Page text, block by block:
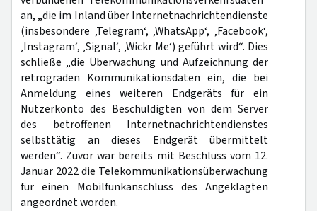
an, „die im Inland über Internetnachrichtendienste
(insbesondere ‚Telegram‘, ‚WhatsApp‘, ‚Facebook‘,
‚Instagram‘, ‚Signal‘, ‚Wickr Me‘) geführt wird“. Dies
schließe „die Überwachung und Aufzeichnung der
retrograden Kommunikationsdaten ein, die bei
Anmeldung eines weiteren Endgeräts für ein
Nutzerkonto des Beschuldigten von dem Server
des betroffenen Internetnachrichtendienstes
selbsttätig an dieses Endgerät übermittelt
werden“. Zuvor war bereits mit Beschluss vom 12.
Januar 2022 die Telekommunikationsüberwachung
für einen Mobilfunkanschluss des Angeklagten
angeordnet worden.